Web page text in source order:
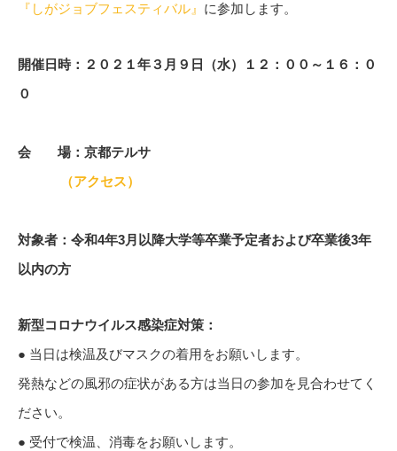
『 しがジョブフェスティバル 』 に参加します。
開催日時：２０２１年３ 月９日（水）１２：００～１６：０
０
会 場：京都テルサ
（アクセス）
対象者：令和4年3月以降大学等卒業予定者および卒業後3年
以内の方
新型コロナウイルス感染症対策：
● 当日は検温及びマスクの着用をお願いします。
発熱などの風邪の症状がある方は当日の参加を見合わせてく
ださい。
● 受付で検温、消毒をお願いします。